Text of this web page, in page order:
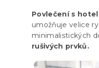
Povlečení s
umožňuje velice
minimalistických
rušivých prvků.